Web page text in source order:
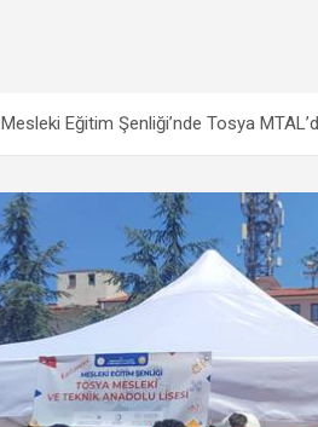
Mesleki Eğitim Şenliği’nde Tosya